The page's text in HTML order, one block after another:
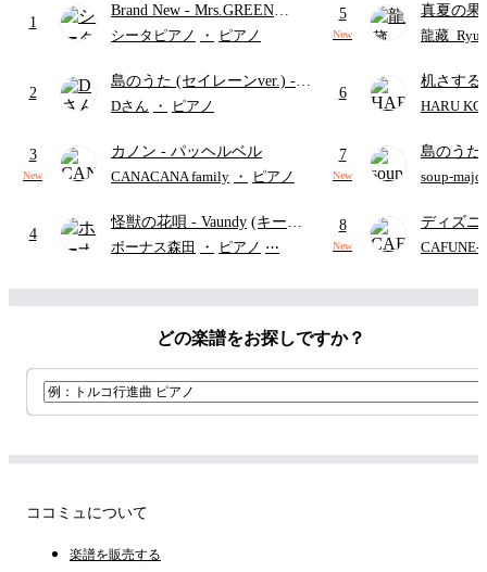
1
Brand New - Mrs.GREEN
APPLE
シータピアノ ・ ピアノ
2
島のうた (セイレーンver.) -
セイレーン(CV.鈴木みのり)
ード・ペダル付き/『映画ちい
かわ 人魚の島のひみつ』よ
Dさん ・ ピアノ
3
New
カノン - パッヘルベル
CANACANA family ・ ピアノ
4
怪獣の花唄 - Vaundy (キーボ
ードパート)
ボーナス森田 ・ ピアノ ⋯
5
New
真夏の
ターズ
龍藏
6
机さする
HARU
7
New
島のうた
映画ちい
soup-majo
8
New
ディズ
レー-
ード有)
CAFUNE-
どの楽譜をお探しですか？
ココミュについて
楽譜を販売する